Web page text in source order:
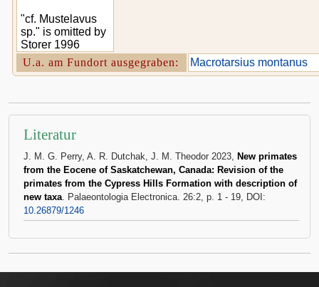
"cf. Mustelavus
sp." is omitted by
Storer 1996
U.a. am Fundort ausgegraben:
Macrotarsius montanus
Literatur
J. M. G. Perry, A. R. Dutchak, J. M. Theodor 2023, New primates
from the Eocene of Saskatchewan, Canada: Revision of the
primates from the Cypress Hills Formation with description of
new taxa. Palaeontologia Electronica. 26:2, p. 1 - 19, DOI:
10.26879/1246